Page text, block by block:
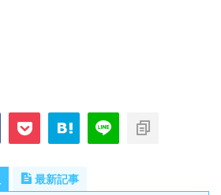
最新記事